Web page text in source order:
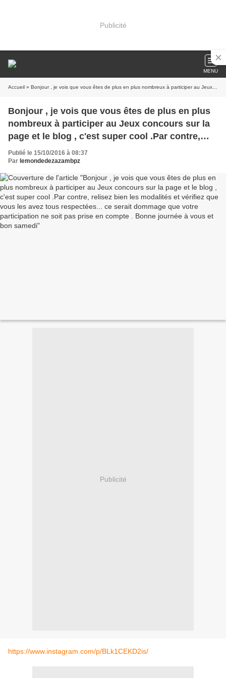
Publicité
MENU
Accueil » Bonjour , je vois que vous êtes de plus en plus nombreux à participer au Jeux concours sur la page et le blog , c'est super cool .Par contre, relisez bien les modalités et vérifiez que vous les avez tous respectées... ce serait dommage que votre participation ne soit pas prise en compte . Bonne journée à vous et bon samedi
Bonjour , je vois que vous êtes de plus en plus
nombreux à participer au Jeux concours sur la
page et le blog , c'est super cool .Par contre,
relisez bien les modalités et vérifiez que vous
les avez tous respectées... ce serait dommage
que votre participation ne soit pas prise en
compte . Bonne journée à vous et bon samedi
Publié le 15/10/2016 à 08:37
Par lemondedezazambpz
Publicité
https://www.instagram.com/p/BLk1CEKD2is/